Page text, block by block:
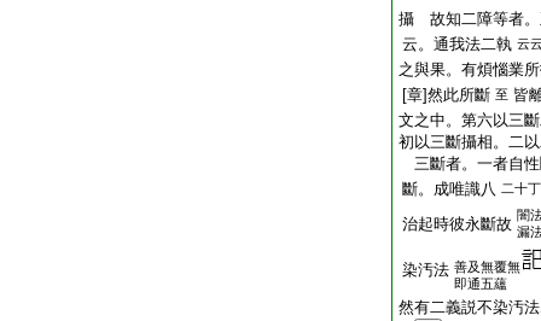
攝 故知二障等者。
云。通我法二執 云
之與果。有煩惱業
[章]然此所斷 至 皆
文之中。第六以三
初以三斷攝相。二
三斷者。一者自
斷。成唯識八 二十丁
治起時彼永斷故 闇
漏
染汚法 善及無覆無
即通五蘊
然有二義説不染汚